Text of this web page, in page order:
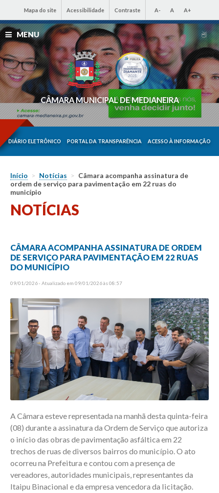
Mapa do site Acessibilidade Contraste A- A A+
MENU
CÂMARA MUNICIPAL DE MEDIANEIRA
DIÁRIO ELETRÔNICO PORTAL DA TRANSPARÊNCIA ACESSO À INFORMAÇÃO
Início > Notícias > Câmara acompanha assinatura de
ordem de serviço para pavimentação em 22 ruas do
município
NOTÍCIAS
CÂMARA ACOMPANHA ASSINATURA DE ORDEM
DE SERVIÇO PARA PAVIMENTAÇÃO EM 22 RUAS
DO MUNICÍPIO
09/01/2026 - Atualizado em 09/01/2026 às 08:57
A Câmara esteve representada na manhã desta quinta-feira
(08) durante a assinatura da Ordem de Serviço que autoriza
o início das obras de pavimentação asfáltica em 22
trechos de ruas de diversos bairros do município. O ato
ocorreu na Prefeitura e contou com a presença de
vereadores, autoridades municipais, representantes da
Itaipu Binacional e da empresa vencedora da licitação.